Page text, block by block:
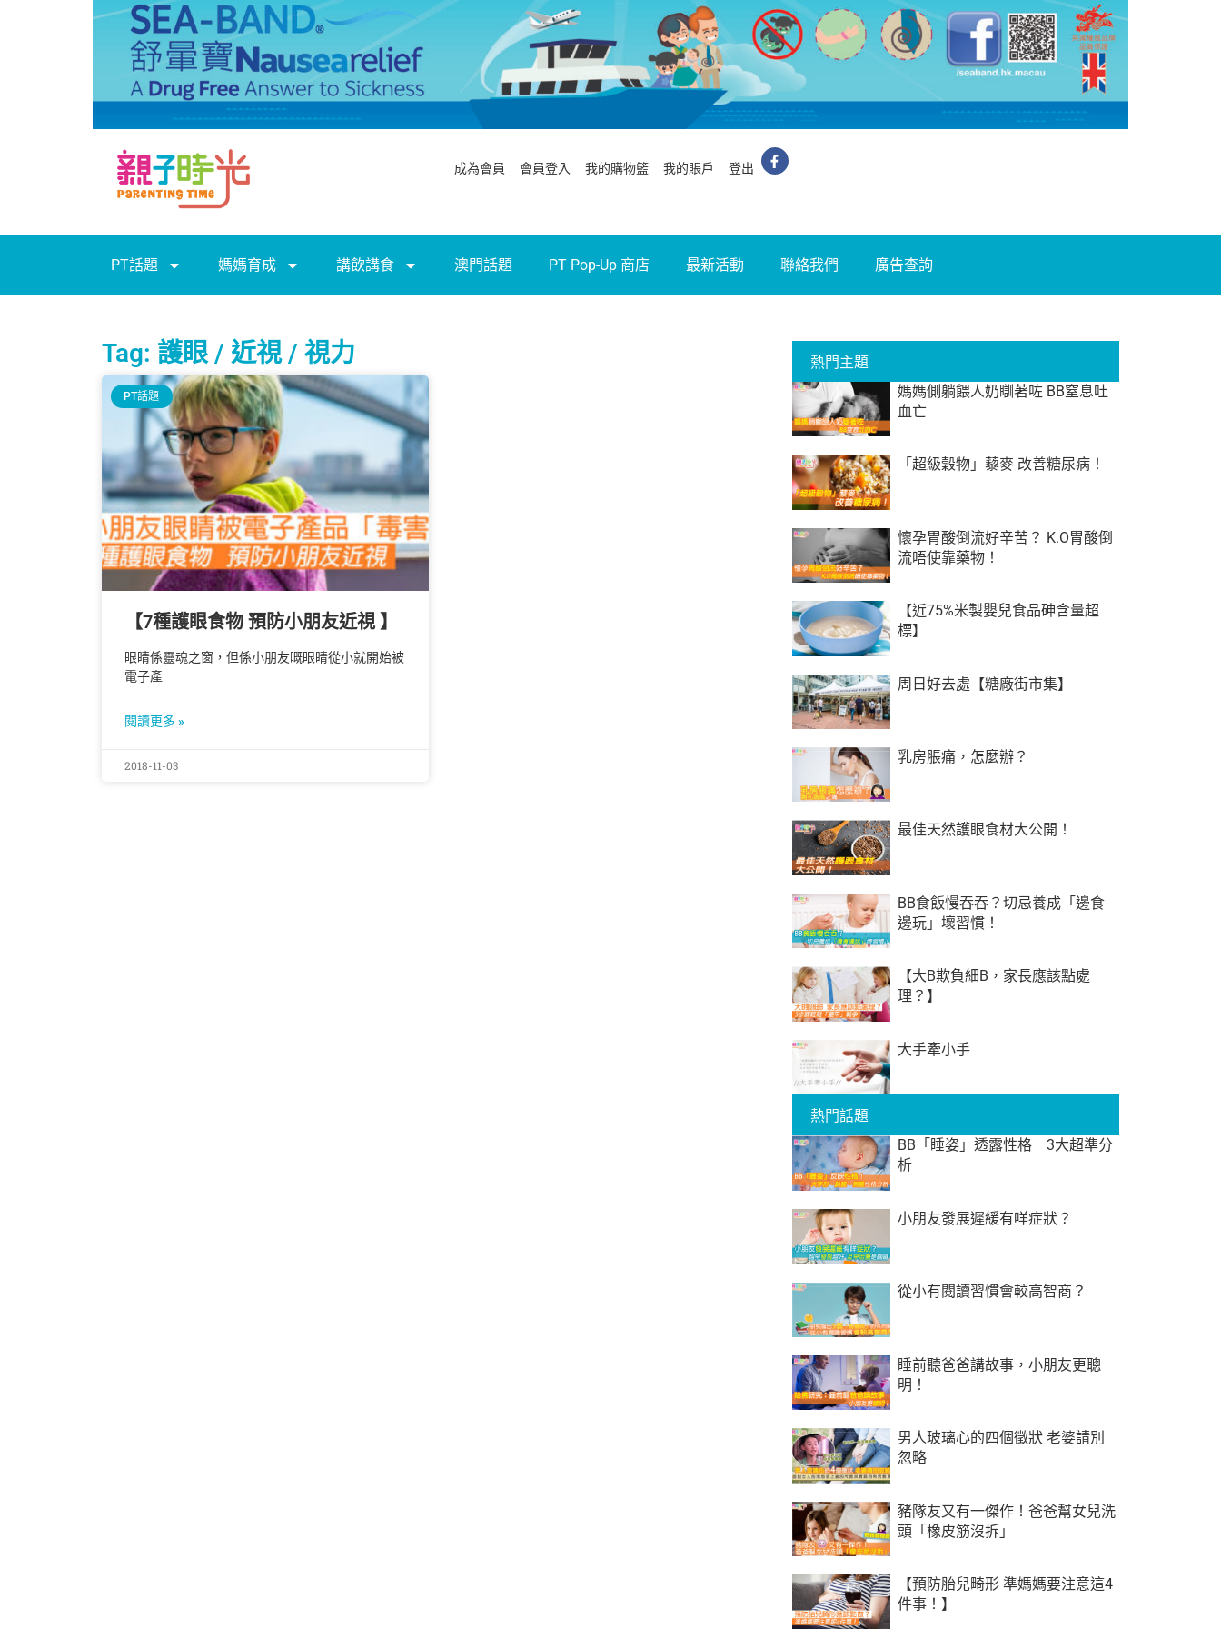
成為會員 會員登入 我的購物籃 我的賬戶 登出
PT話題 媽媽育成 講飲講食 澳門話題 PT Pop-Up 商店 最新活動 聯絡我們 廣告查詢
Tag: 護眼 / 近視 / 視力
PT話題
【7種護眼食物 預防小朋友近視 】
眼睛係靈魂之窗，但係小朋友嘅眼睛從小就開始被
電子產
閱讀更多 »
2018-11-03
熱門主題
媽媽側躺餵人奶瞓著咗 BB窒息吐
血亡
「超級穀物」藜麥 改善糖尿病！
懷孕胃酸倒流好辛苦？ K.O胃酸倒
流唔使靠藥物！
【近75%米製嬰兒食品砷含量超
標】
周日好去處【糖廠街市集】
乳房脹痛，怎麼辦？
最佳天然護眼食材大公開！
BB食飯慢吞吞？切忌養成「邊食
邊玩」壞習慣！
【大B欺負細B，家長應該點處
理？】
大手牽小手
熱門話題
BB「睡姿」透露性格 3大超準分
析
小朋友發展遲緩有咩症狀？
從小有閱讀習慣會較高智商？
睡前聽爸爸講故事，小朋友更聰
明！
男人玻璃心的四個徵狀 老婆請別
忽略
豬隊友又有一傑作！爸爸幫女兒洗
頭「橡皮筋沒拆」
【預防胎兒畸形 準媽媽要注意這4
件事！】